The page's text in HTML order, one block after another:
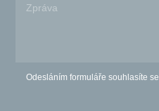
Odesláním formuláře souhlasíte se